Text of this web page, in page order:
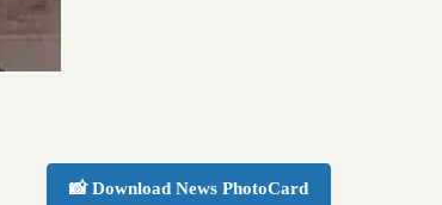
📸 Download News PhotoCard